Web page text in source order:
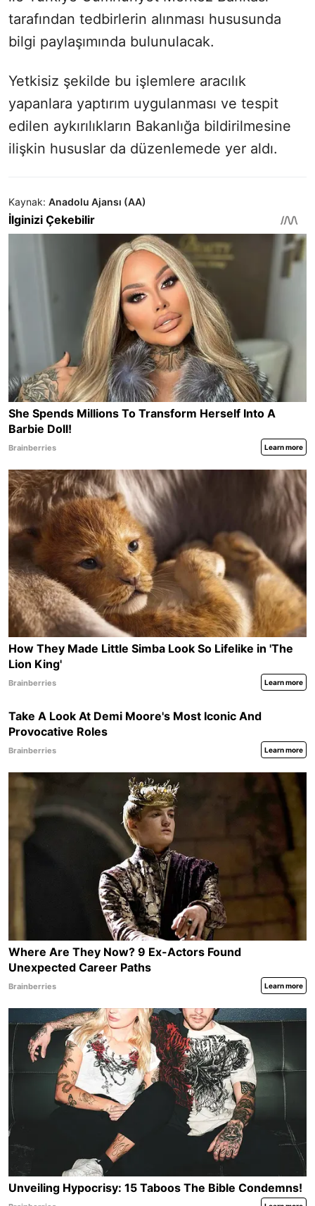
tarafından tedbirlerin alınması hususunda
bilgi paylaşımında bulunulacak.
Yetkisiz şekilde bu işlemlere aracılık
yapanlara yaptırım uygulanması ve tespit
edilen aykırılıkların Bakanlığa bildirilmesine
ilişkin hususlar da düzenlemede yer aldı.
Kaynak: Anadolu Ajansı (AA)